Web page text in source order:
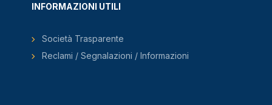
INFORMAZIONI UTILI
Società Trasparente
Reclami / Segnalazioni / Informazioni